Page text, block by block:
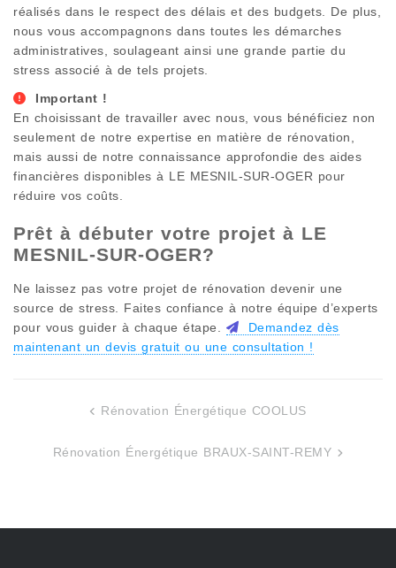
réalisés dans le respect des délais et des budgets. De plus,
nous vous accompagnons dans toutes les démarches
administratives, soulageant ainsi une grande partie du
stress associé à de tels projets.
Important !
En choisissant de travailler avec nous, vous bénéficiez non
seulement de notre expertise en matière de rénovation,
mais aussi de notre connaissance approfondie des aides
financières disponibles à LE MESNIL-SUR-OGER pour
réduire vos coûts.
Prêt à débuter votre projet à LE
MESNIL-SUR-OGER?
Ne laissez pas votre projet de rénovation devenir une
source de stress. Faites confiance à notre équipe d’experts
pour vous guider à chaque étape.
Demandez dès
maintenant un devis gratuit ou une consultation !
Rénovation Énergétique COOLUS
Rénovation Énergétique BRAUX-SAINT-REMY